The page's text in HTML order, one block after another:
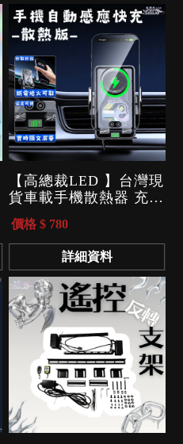
【高總裁LED 】台灣現
貨車載手機散熱器 充電
降溫神器 手機支架 風
扇 散熱款
價格 $ 780
詳細資料